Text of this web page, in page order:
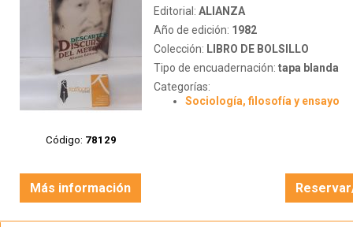
Código: 78129
Editorial: ALIANZA
Año de edición: 1982
Colección: LIBRO DE BOLSILLO
Tipo de encuadernación: tapa blanda
Categorías:
Sociología, filosofía y ensayo
Más información